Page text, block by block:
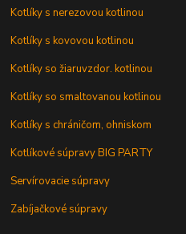
Kotlíky s nerezovou kotlinou
Kotlíky s kovovou kotlinou
Kotlíky so žiaruvzdor. kotlinou
Kotlíky so smaltovanou kotlinou
Kotlíky s chráničom, ohniskom
Kotlíkové súpravy BIG PARTY
Servírovacie súpravy
Zabíjačkové súpravy